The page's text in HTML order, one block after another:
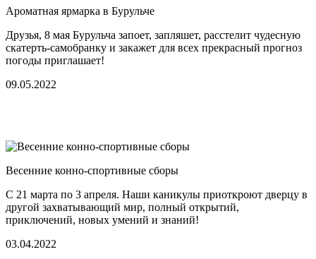
Ароматная ярмарка в Бурульче
Друзья, 8 мая Бурульча запоет, запляшет, расстелит чудесную
скатерть-самобранку и закажет для всех прекрасный прогноз
погоды приглашает!
09.05.2022
Весенние конно-спортивные сборы
С 21 марта по 3 апреля. Наши каникулы приоткроют дверцу в
другой захватывающий мир, полный открытий,
приключений, новых умений и знаний!
03.04.2022